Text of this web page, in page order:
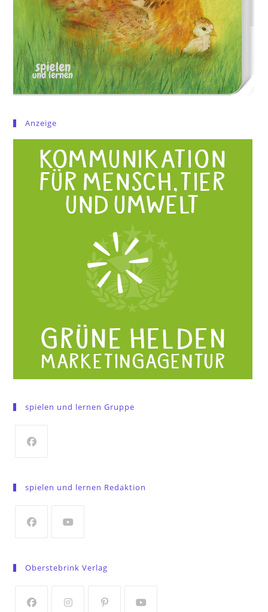
Anzeige
spielen und lernen Gruppe
a
tab
spielen und lernen Redaktion
a
tab
tab
Oberstebrink Verlag